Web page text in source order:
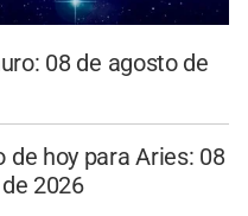
08 de agosto de
de hoy para Aries: 08
2026